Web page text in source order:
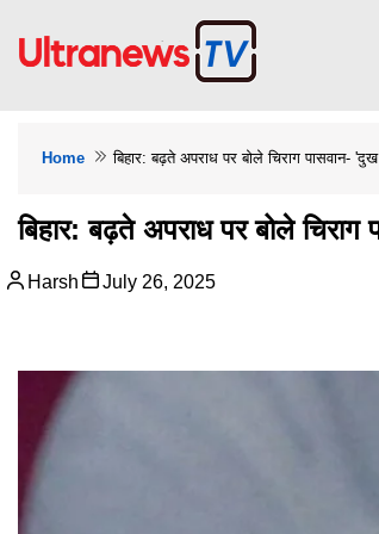
Home बिहार: बढ़ते अपराध पर बोले चिराग पासवान-
बिहार: बढ़ते अपराध पर बोले
Harsh July 26, 2025